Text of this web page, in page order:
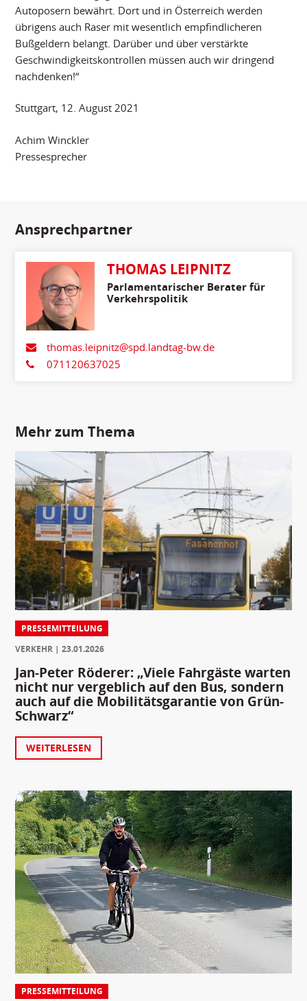
Autoposern bewährt. Dort und in Österreich werden
übrigens auch Raser mit wesentlich empfindlicheren
Bußgeldern belangt. Darüber und über verstärkte
Geschwindigkeitskontrollen müssen auch wir dringend
nachdenken!“
Stuttgart, 12. August 2021
Achim Winckler
Pressesprecher
Ansprechpartner
THOMAS LEIPNITZ
Parlamentarischer Berater für
Verkehrspolitik
thomas.leipnitz@spd.landtag-bw.de
071120637025
Mehr zum Thema
PRESSEMITTEILUNG
VERKEHR
23.01.2026
Jan-Peter Röderer: „Viele Fahrgäste warten
nicht nur vergeblich auf den Bus, sondern
auch auf die Mobilitätsgarantie von Grün-
Schwarz“
WEITERLESEN
PRESSEMITTEILUNG